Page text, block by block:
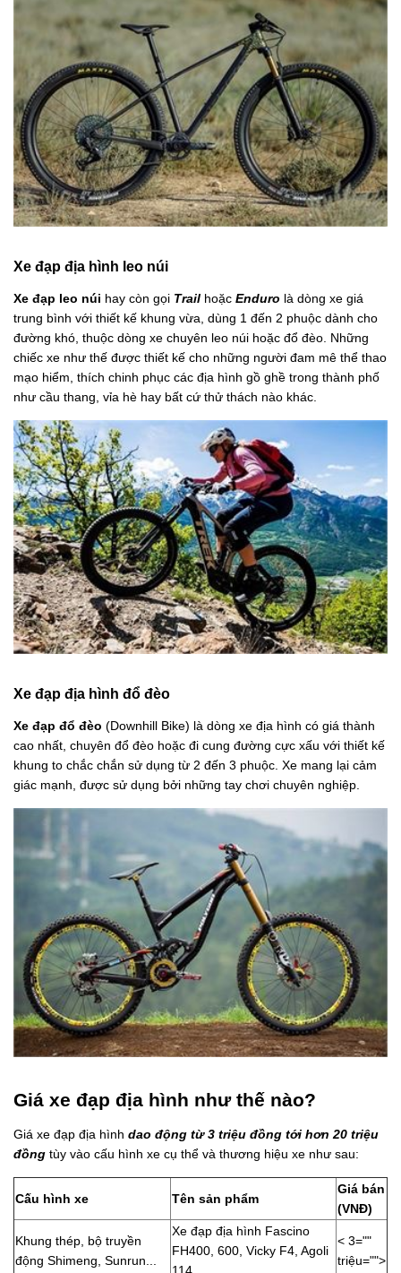
Xe đạp địa hình leo núi
Xe đạp leo núi hay còn gọi Trail hoặc Enduro là dòng xe giá
trung bình với thiết kế khung vừa, dùng 1 đến 2 phuộc dành cho
đường khó, thuộc dòng xe chuyên leo núi hoặc đổ đèo. Những
chiếc xe như thế được thiết kế cho những người đam mê thể thao
mạo hiểm, thích chinh phục các địa hình gồ ghề trong thành phố
như cầu thang, vỉa hè hay bất cứ thử thách nào khác.
Xe đạp địa hình đổ đèo
Xe đạp đổ đèo (Downhill Bike) là dòng xe địa hình có giá thành
cao nhất, chuyên đổ đèo hoặc đi cung đường cực xấu với thiết kế
khung to chắc chắn sử dụng từ 2 đến 3 phuộc. Xe mang lại cảm
giác mạnh, được sử dụng bởi những tay chơi chuyên nghiệp.
Giá xe đạp địa hình như thế nào?
Giá xe đạp địa hình dao động từ 3 triệu đồng tới hơn 20 triệu
đồng tùy vào cấu hình xe cụ thể và thương hiệu xe như sau:
Cấu hình xe Tên sản phẩm
Giá bán
(VNĐ)
Khung thép, bộ truyền
động Shimeng, Sunrun...
Xe đạp địa hình Fascino
FH400, 600, Vicky F4, Agoli
< 3=""
triệu="">